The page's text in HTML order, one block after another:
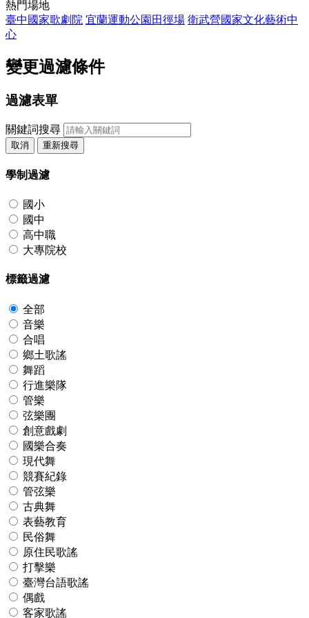
熱門場地
臺中國家歌劇院 宜蘭運動公園田徑場 衛武營國家文化藝術中
心
變更過濾條件
過濾表單
關鍵詞搜尋
取消 重新搜尋
學制過濾
國小
國中
高中職
大專院校
標籤過濾
全部
音樂
合唱
鄉土歌謠
舞蹈
行進樂隊
管樂
弦樂團
創意戲劇
國樂合奏
現代舞
競賽紀錄
管弦樂
古典舞
表藝教育
民俗舞
原住民歌謠
打擊樂
臺灣台語歌謠
偶戲
客家歌謠